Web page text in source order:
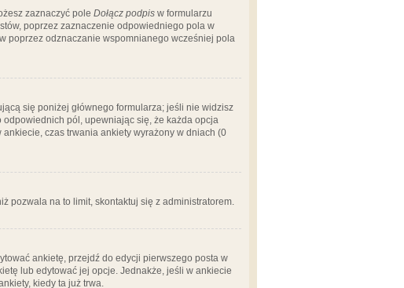
zaznaczyć pole Dołącz podpis w formularzu
poprzez zaznaczenie odpowiedniego pola w
poprzez odznaczanie wspomnianego wcześniej pola
się poniżej głównego formularza; jeśli nie widzisz
odpowiednich pól, upewniając się, że każda opcja
czas trwania ankiety wyrażony w dniach (0
pozwala na to limit, skontaktuj się z administratorem.
ankietę, przejdź do edycji pierwszego posta w
lub edytować jej opcje. Jednakże, jeśli w ankiecie
kiedy ta już trwa.